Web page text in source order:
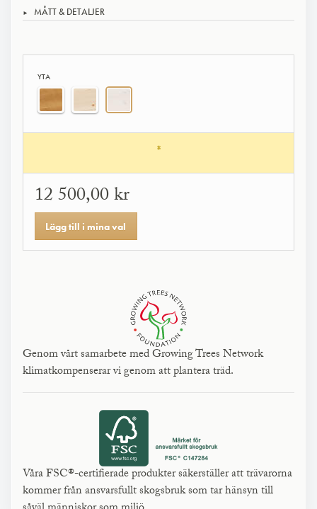
MÅTT & DETALJER
YTA
*
12 500,00 kr
Lägg till i mina val
Genom vårt samarbete med Growing Trees Network
klimatkompenserar vi genom att plantera träd.
Våra FSC®-certifierade produkter säkerställer att trävarorna
kommer från ansvarsfullt skogsbruk som tar hänsyn till